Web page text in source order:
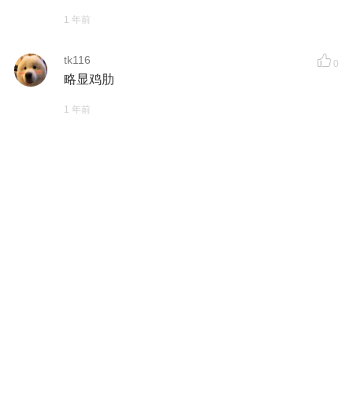
1 年前
tk116 0
略显鸡肋
1 年前